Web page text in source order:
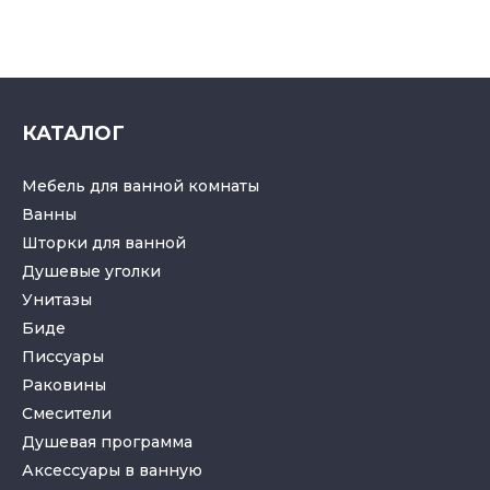
КАТАЛОГ
Мебель для ванной комнаты
Ванны
Шторки для ванной
Душевые уголки
Унитазы
Биде
Писсуары
Раковины
Смесители
Душевая программа
Аксессуары в ванную